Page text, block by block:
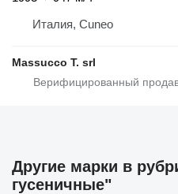
Италия, Cuneo
Massucco T. srl
Другие марки в
гусеничные"